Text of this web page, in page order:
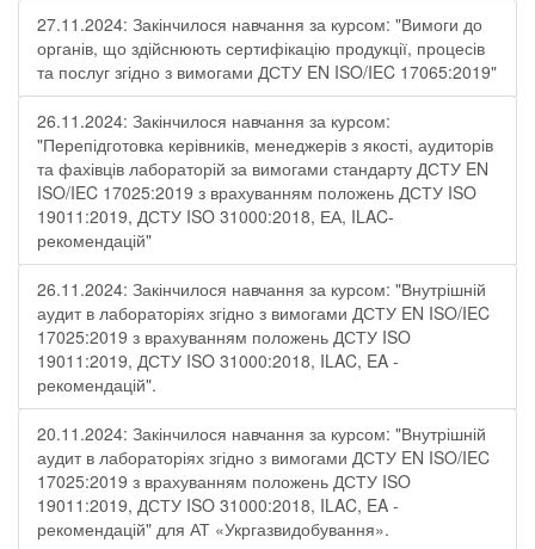
27.11.2024: Закінчилося навчання за курсом: "Вимоги до
органів, що здійснюють сертифікацію продукції, процесів
та послуг згідно з вимогами ДСТУ EN ISO/IEC 17065:2019"
26.11.2024: Закінчилося навчання за курсом:
"Перепідготовка керівників, менеджерів з якості, аудиторів
та фахівців лабораторій за вимогами стандарту ДСТУ EN
ISO/IEC 17025:2019 з врахуванням положень ДСТУ ISO
19011:2019, ДСТУ ISO 31000:2018, ЕА, ILAC-
рекомендацій"
26.11.2024: Закінчилося навчання за курсом: "Внутрішній
аудит в лабораторіях згідно з вимогами ДСТУ EN ISO/IEC
17025:2019 з врахуванням положень ДСТУ ISO
19011:2019, ДСТУ ISO 31000:2018, ILAC, EA -
рекомендацій".
20.11.2024: Закінчилося навчання за курсом: "Внутрішній
аудит в лабораторіях згідно з вимогами ДСТУ EN ISO/IEC
17025:2019 з врахуванням положень ДСТУ ISO
19011:2019, ДСТУ ISO 31000:2018, ILAC, EA -
рекомендацій" для АТ «Укргазвидобування».